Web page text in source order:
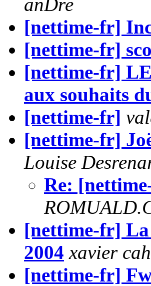
[nettime-fr]
[nettime-fr]
[nettime-fr]
aux souhaits
[nettime-fr]
[nettime-fr]
Louise
Re:
[nettime-fr] La
2004 xavier
[nettime-fr]